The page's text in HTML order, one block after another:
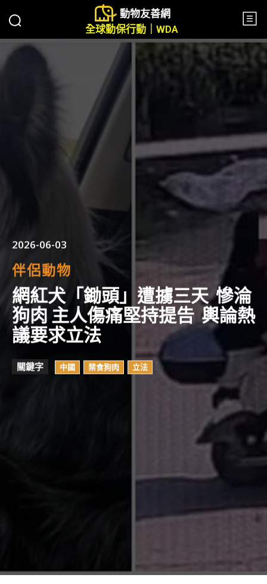
動物友善網
全球動保行動｜WDA
2026-06-03
伴侶動物
網紅犬「鋤頭」遭擄三天 慘淪
狗肉 主人傷痛堅持提告 輿論熱
議要求立法
關鍵字 中國 禁食狗肉 立法